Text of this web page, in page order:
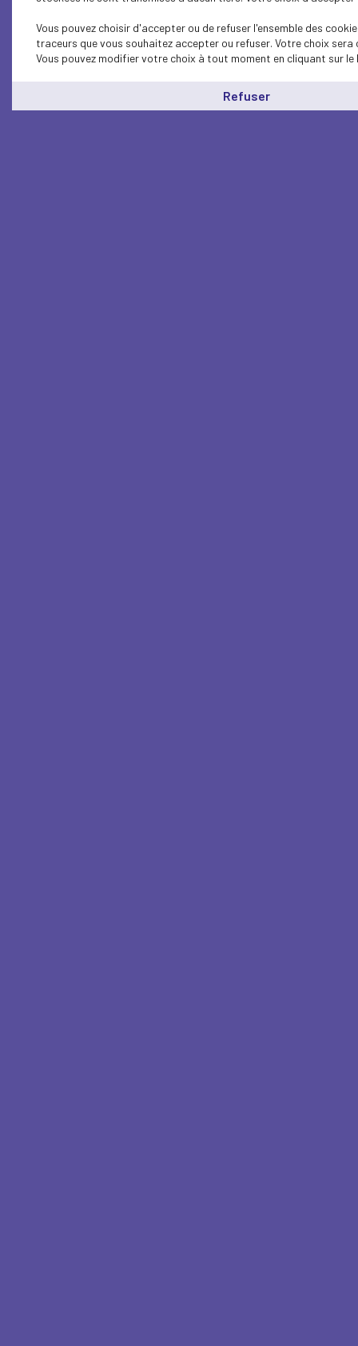
Vous pouvez choisir d'accepter ou de refuser l'ensemble des
traceurs que vous souhaitez accepter ou refuser. Votre choix
Vous pouvez modifier votre choix à tout moment en cliquant sur le
Refuser